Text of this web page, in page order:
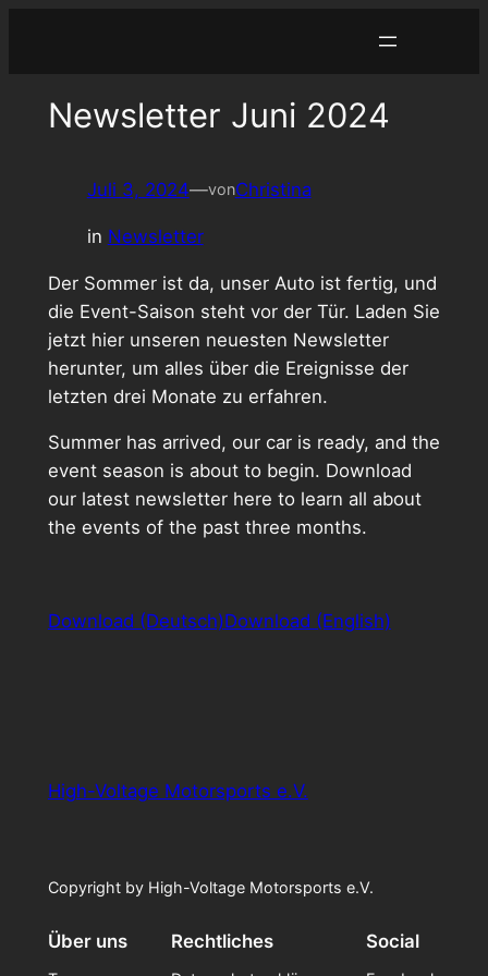
Newsletter Juni 2024
Juli 3, 2024—vonChristina
in Newsletter
Der Sommer ist da, unser Auto ist fertig, und
die Event-Saison steht vor der Tür. Laden Sie
jetzt hier unseren neuesten Newsletter
herunter, um alles über die Ereignisse der
letzten drei Monate zu erfahren.
Summer has arrived, our car is ready, and the
event season is about to begin. Download
our latest newsletter here to learn all about
the events of the past three months.
Download (Deutsch)Download (English)
High-Voltage Motorsports e.V.
Copyright by High-Voltage Motorsports e.V.
Über uns Rechtliches Social